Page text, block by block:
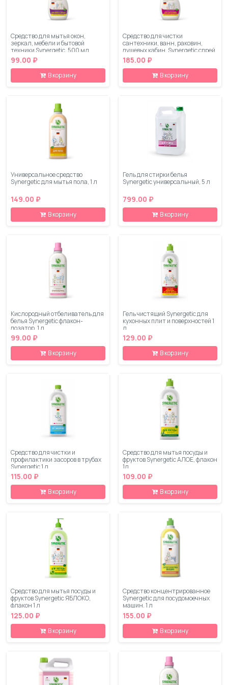
Средство для мытья окон,
зеркал, мебели и бытовой
техники Synergetic, 500 мл
99.00 ₽
В корзину
Средство для чистки
сантехники, ванн, раковин,
душевых кабин, Synergetic спрей,
500 мл
185.00 ₽
В корзину
Универсальное средство
Synergetic для мытья пола, 1 л
149.00 ₽
В корзину
Гель для стирки белья
Synergetic универсальный, 5 л
799.00 ₽
В корзину
Кислородный отбеливатель для
белья Synergetic флакон-
дозатор, 1 л
99.00 ₽
В корзину
Гель чистящий Synergetic для
кухонных плит и поверхностей 1
л
129.00 ₽
В корзину
Средство для чистки и
профилактики засоров в трубах
Synergetic 1 л
115.00 ₽
В корзину
Средство для мытья посуды и
фруктов Synergetic АЛОЕ, флакон
1л
109.00 ₽
В корзину
Средство для мытья посуды и
фруктов Synergetic ЯБЛОКО,
флакон 1 л
125.00 ₽
В корзину
Средство концентрированное
Synergetic для посудомоечных
машин, 1 л
155.00 ₽
В корзину